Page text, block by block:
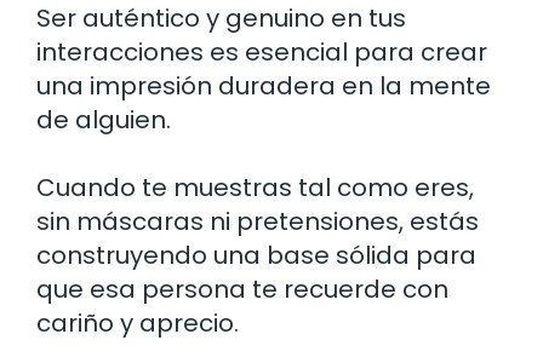
Ser auténtico y genuino en tus
interacciones es esencial para crear
una impresión duradera en la mente
de alguien.
Cuando te muestras tal como eres,
sin máscaras ni pretensiones, estás
construyendo una base sólida para
que esa persona te recuerde con
cariño y aprecio.